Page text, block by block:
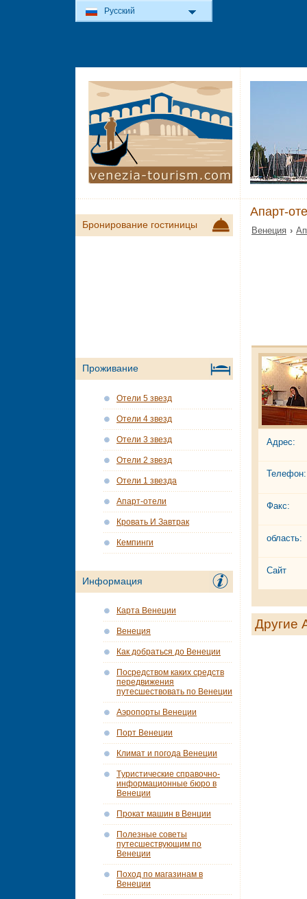
Апарт-
Венеция ›
Адрес:
Телефон:
Факс:
область:
Сайт
Другие
Бронирование гостиницы
Проживание
Отели 5 звезд
Отели 4 звезд
Отели 3 звезд
Отели 2 звезд
Отели 1 звезда
Апарт-отели
Кровать И Завтрак
Кемпинги
Информация
Карта Венеции
Венеция
Как добраться до Венеции
Посредством каких средств
передвижения
путесшествовать по Венеции
Аэропорты Венеции
Порт Венеции
Климат и погода Венеции
Tуристические справочно-
информационные бюро в
Венеции
Прокат машин в Венции
Полезные советы
путесшествующим по
Венеции
Поход по магазинам в
Венеции
Русский